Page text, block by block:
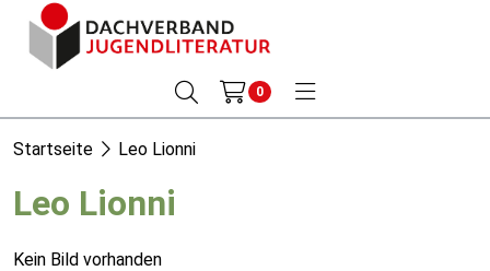
0
Startseite Leo Lionni
Leo Lionni
Kein Bild vorhanden